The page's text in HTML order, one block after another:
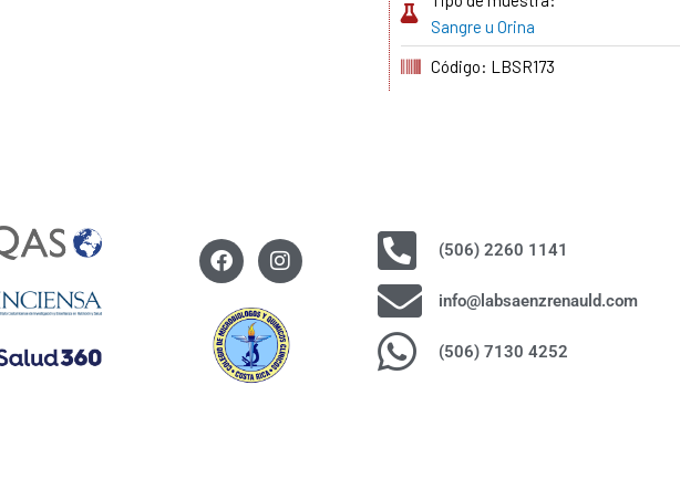
Sangre u Orina
Código: LBSR173
F
a
e
b
o
o
I
n
t
a
g
(506) 2260 1141
info@labsaenzrenauld.com
(506) 7130 4252